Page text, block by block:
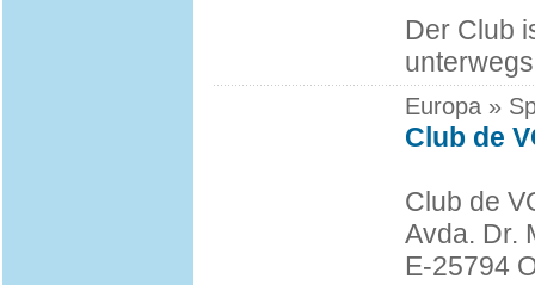
Der Club
Europa »
Club de
Club de
Avda. Dr.
E-25794